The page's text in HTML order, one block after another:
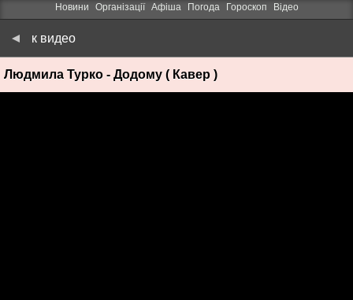
Новини Організації Афіша Погода Гороскоп Відео
к видео
Людмила Турко - Додому ( Кавер )